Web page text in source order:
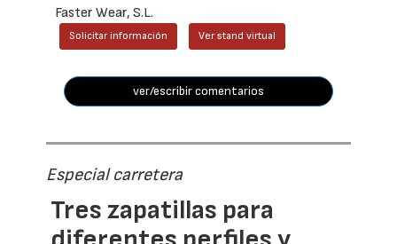
Faster Wear, S.L.
Solicitar información Ver stand virtual
ver/escribir comentarios
Especial carretera
Tres zapatillas para